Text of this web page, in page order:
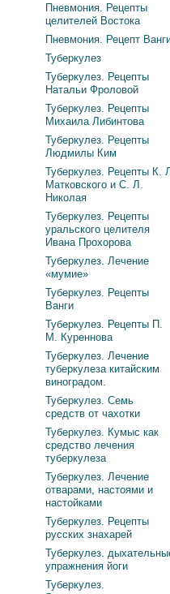
Пневмония. Рецепты
целителей Востока
Пневмония. Рецепт
Туберкулез
Туберкулез. Рецепты
Натальи Фроловой
Туберкулез. Рецепты
Михаила Либинтова
Туберкулез. Рецепты
Людмилы Ким
Туберкулез. Рецепты К.
Матковского и С. Л.
Николая
Туберкулез. Рецепты
уральского целителя
Ивана Прохорова
Туберкулез. Лечение
«мумие»
Туберкулез. Рецепты
Ванги
Туберкулез. Рецепты П.
М. Куреннова
Туберкулез. Лечение
туберкулеза китайским
виноградом.
Туберкулез. Семь
средств от чахотки
Туберкулез. Кумыс как
средство лечения
туберкулеза
Туберкулез. Лечение
отварами, настоями и
настойками
Туберкулез. Рецепты
русских знахарей
Туберкулез.
упражнения йоги
Туберкулез.